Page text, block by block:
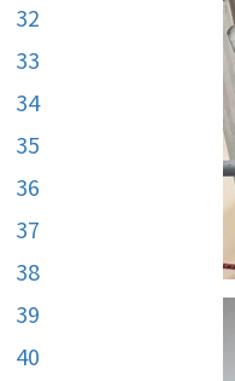
32
33
34
35
36
37
38
39
40